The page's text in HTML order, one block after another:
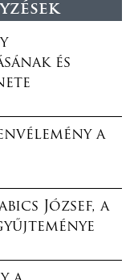
és
a
József, a